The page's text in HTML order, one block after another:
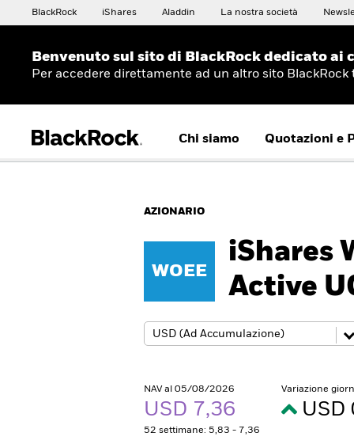
BlackRock iShares Aladdin La nostra società
Benvenuto sul sito di BlackRock dedicato ai
Per accedere direttamente ad un altro sito
Chi siamo Quotazioni e
AZIONARIO
WOEE
iShares
Active
NAV al 05/08/2026
USD 7,36
52 settimane: 5,83 - 7,36
Variazione
USD